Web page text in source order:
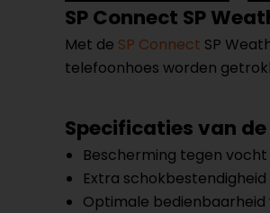
SP Connect SP
Met de SP Connect SP
telefoonhoes worden
Specificaties van de
Bescherming tegen vocht
Extra schokbestendigheid
Optimale